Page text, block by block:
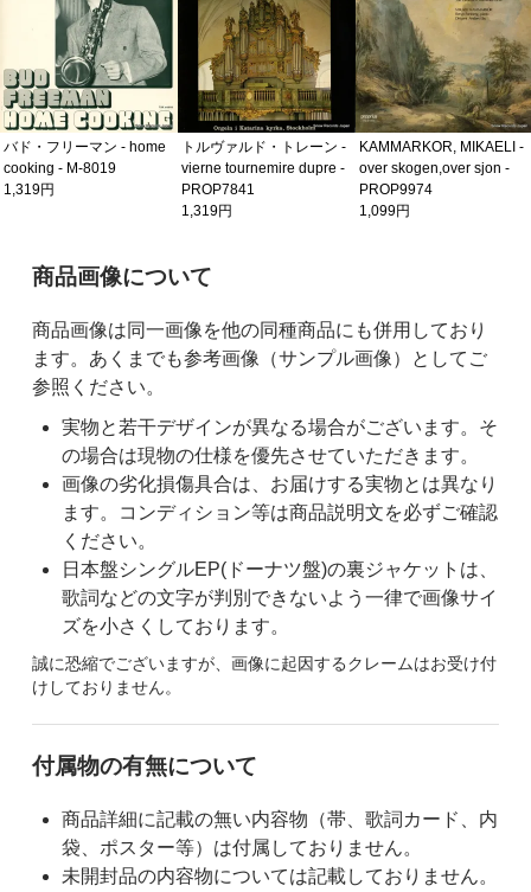
バド・フリーマン - home
cooking - M-8019
1,319円
トルヴァルド・トレーン -
vierne tournemire dupre -
PROP7841
1,319円
KAMMARKOR, MIKAELI -
over skogen,over sjon -
PROP9974
1,099円
ご購入前の注意事項
商品画像について
商品画像は同一画像を他の同種商品にも併用しており
ます。あくまでも参考画像（サンプル画像）としてご
参照ください。
実物と若干デザインが異なる場合がございます。そ
の場合は現物の仕様を優先させていただきます。
画像の劣化損傷具合は、お届けする実物とは異なり
ます。コンディション等は商品説明文を必ずご確認
ください。
日本盤シングルEP(ドーナツ盤)の裏ジャケットは、
歌詞などの文字が判別できないよう一律で画像サイ
ズを小さくしております。
誠に恐縮でございますが、画像に起因するクレームはお受け付
けしておりません。
付属物の有無について
商品詳細に記載の無い内容物（帯、歌詞カード、内
袋、ポスター等）は付属しておりません。
未開封品の内容物については記載しておりません。